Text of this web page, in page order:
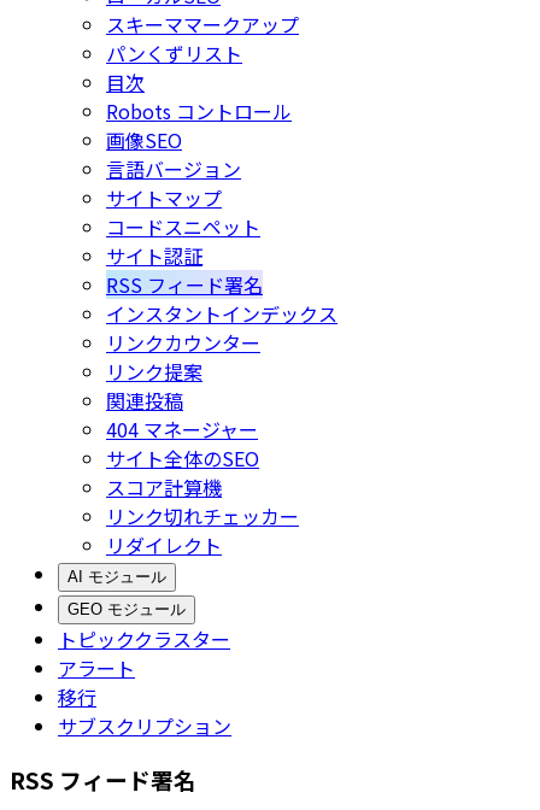
スキーママークアップ
パンくずリスト
目次
Robots コントロール
画像SEO
言語バージョン
サイトマップ
コードスニペット
サイト認証
RSS フィード署名
インスタントインデックス
リンクカウンター
リンク提案
関連投稿
404 マネージャー
サイト全体のSEO
スコア計算機
リンク切れチェッカー
リダイレクト
AI モジュール
GEO モジュール
トピッククラスター
アラート
移行
サブスクリプション
RSS フィード署名